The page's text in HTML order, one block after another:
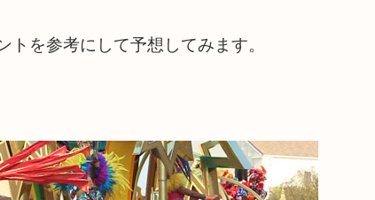
を参考にして予想してみます。